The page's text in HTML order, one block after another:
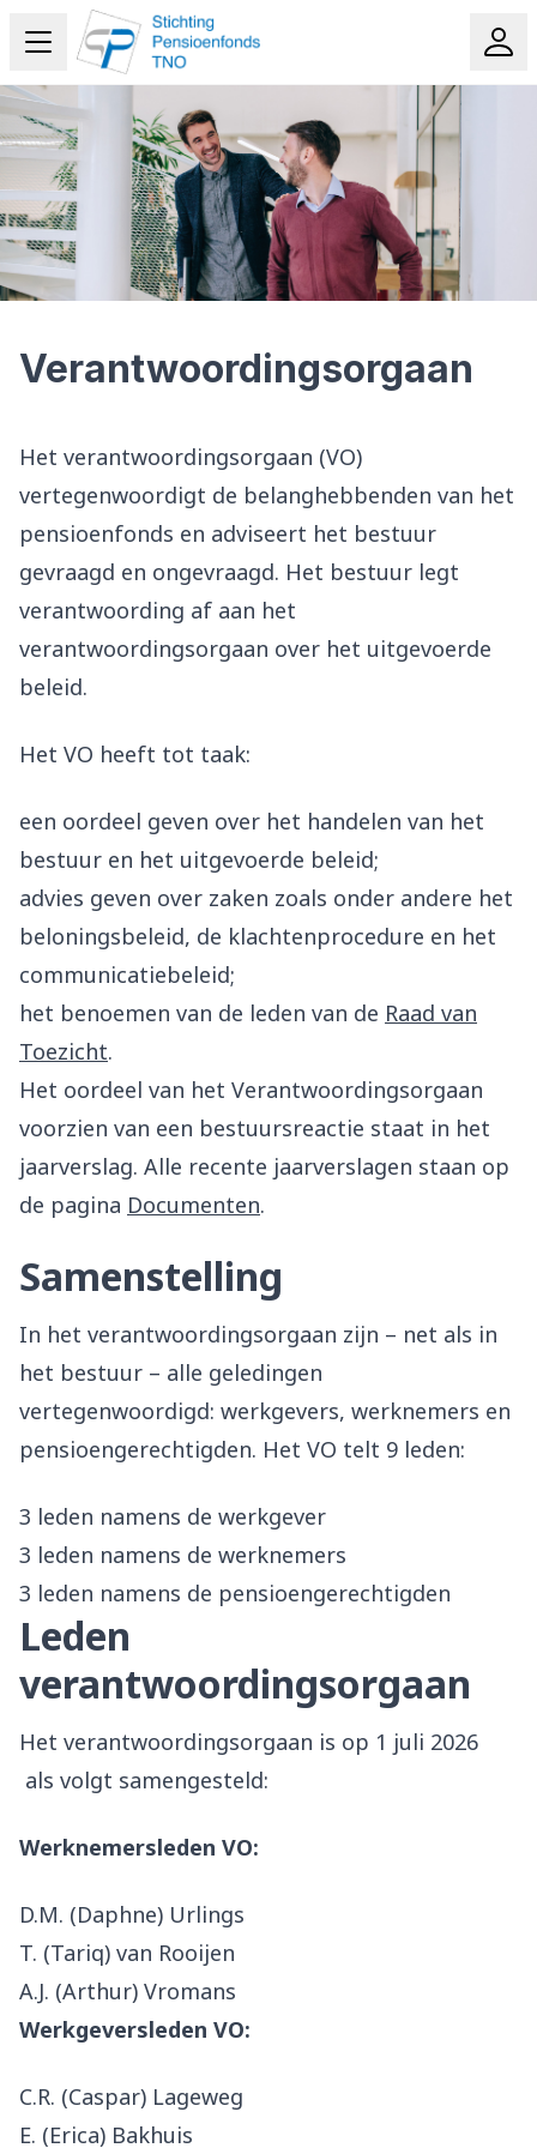
Verantwoordingsorgaan
Het verantwoordingsorgaan (VO)
vertegenwoordigt de belanghebbenden van het
pensioenfonds en adviseert het bestuur
gevraagd en ongevraagd. Het bestuur legt
verantwoording af aan het
verantwoordingsorgaan over het uitgevoerde
beleid.
Het VO heeft tot taak:
een oordeel geven over het handelen van het
bestuur en het uitgevoerde beleid;
advies geven over zaken zoals onder andere het
beloningsbeleid, de klachtenprocedure en het
communicatiebeleid;
het benoemen van de leden van de Raad van
Toezicht.
Het oordeel van het Verantwoordingsorgaan
voorzien van een bestuursreactie staat in het
jaarverslag. Alle recente jaarverslagen staan op
de pagina Documenten.
Samenstelling
In het verantwoordingsorgaan zijn – net als in
het bestuur – alle geledingen
vertegenwoordigd: werkgevers, werknemers en
pensioengerechtigden. Het VO telt 9 leden:
3 leden namens de werkgever
3 leden namens de werknemers
3 leden namens de pensioengerechtigden
Leden
verantwoordingsorgaan
Het verantwoordingsorgaan is op 1 juli 2026
als volgt samengesteld:
Werknemersleden VO:
D.M. (Daphne) Urlings
T. (Tariq) van Rooijen
A.J. (Arthur) Vromans
Werkgeversleden VO:
C.R. (Caspar) Lageweg
E. (Erica) Bakhuis